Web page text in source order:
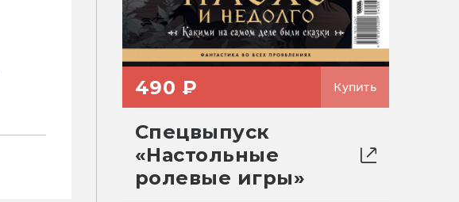
490 ₽ Купить
Спецвыпуск
«Настольные
ролевые игры»